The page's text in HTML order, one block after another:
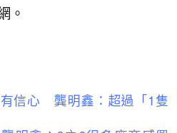
。
信心 龔明鑫：超過「1隻